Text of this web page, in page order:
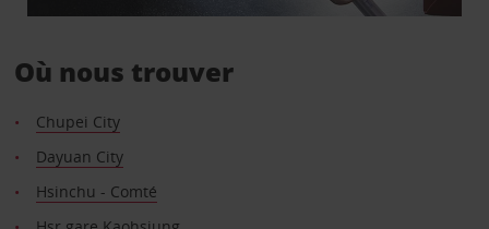
Où nous trouver
Chupei City
Dayuan City
Hsinchu - Comté